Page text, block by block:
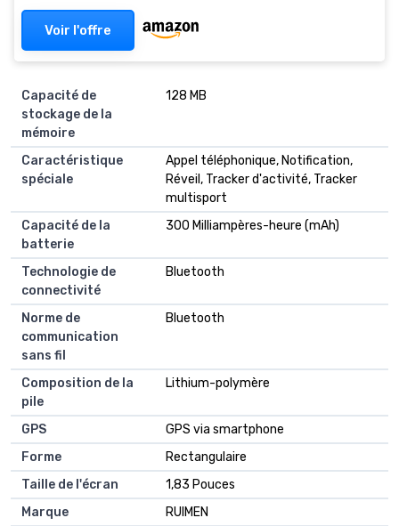
Voir l'offre
Capacité de
stockage de la
mémoire
128 MB
Caractéristique
spéciale
Appel téléphonique, Notification,
Réveil, Tracker d'activité, Tracker
multisport
Capacité de la
batterie
300 Milliampères-heure (mAh)
Technologie de
connectivité
Bluetooth
Norme de
communication
sans fil
Bluetooth
Composition de la
pile
Lithium-polymère
GPS
GPS via smartphone
Forme
Rectangulaire
Taille de l'écran
1,83 Pouces
Marque
RUIMEN